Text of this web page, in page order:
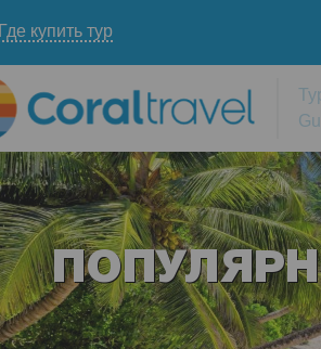
Где купить тур